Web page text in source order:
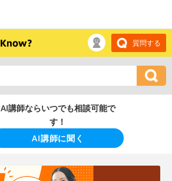
質問する
AI講師ならいつでも相談可能で
す！
AI講師に聞く